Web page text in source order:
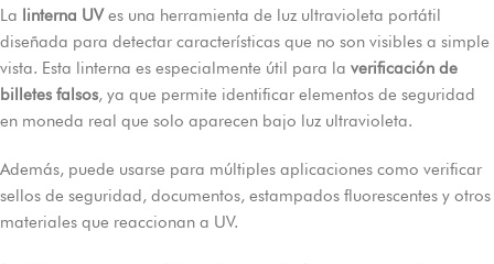
La linterna UVes una herramienta de luz ultravioleta portátil
diseñada para detectar características que no son visibles a simple
vista. Esta linterna es especialmente útil para la verificación de
billetes falsos, ya que permite identificar elementos de seguridad
en moneda real que solo aparecen bajo luz ultravioleta.
Además, puede usarse para múltiples aplicaciones como verificar
sellos de seguridad, documentos, estampados fluorescentes y otros
materiales que reaccionan a UV.